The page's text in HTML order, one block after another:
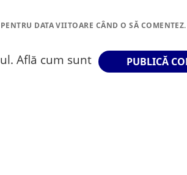
DATA VIITOARE CÂND O SĂ COMENTEZ.
Află cum sunt